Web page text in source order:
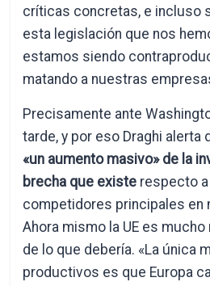
críticas concretas, e incluso
esta legislación que nos
estamos siendo
matando a nuestras
Precisamente ante
tarde, y por eso Draghi alerta
«un aumento masivo» de la
brecha que existe respecto
competidores principales en
Ahora mismo la UE es
de lo que debería. «La única
productivos es que Europa